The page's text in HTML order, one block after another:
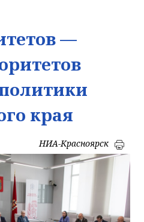
—
края
НИА-Красноярск